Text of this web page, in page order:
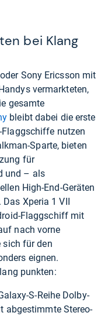
bei Klang
Sony Ericsson mit
vermarkteten,
gesamte
bleibt dabei die erste
nutzen
Sparte, bieten
für
und – als
High-End-Geräten
Xperia 1 VII
Flaggschiff mit
nach vorne
sich für den
eignen.
punkten:
S-Reihe Dolby-
abgestimmte Stereo-